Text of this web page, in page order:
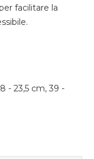
facilitare la
- 23,5 cm, 39 -